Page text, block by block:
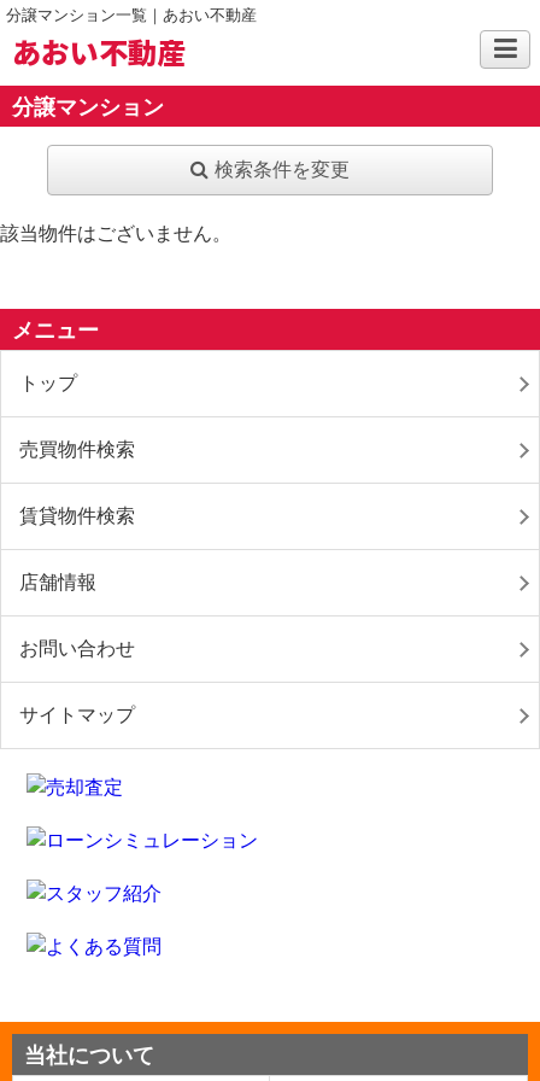
分譲マンション一覧｜あおい不動産
あおい不動産
分譲マンション
検索条件を変更
該当物件はございません。
メニュー
トップ
売買物件検索
賃貸物件検索
店舗情報
お問い合わせ
サイトマップ
当社について